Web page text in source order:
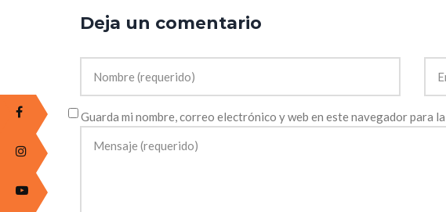
Deja un comentario
Guarda mi nombre, correo electrónico y web en este navegador para